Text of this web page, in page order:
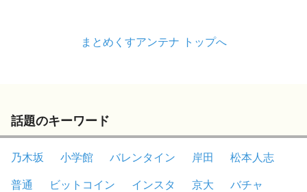
まとめくすアンテナ トップへ
話題のキーワード
乃木坂 小学館 バレンタイン 岸田
松本人志
普通
ビットコイン インスタ 京大
バチャ